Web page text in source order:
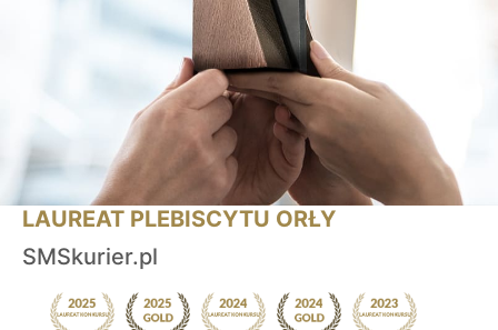
LAUREAT PLEBISCYTU ORŁY
SMSkurier.pl